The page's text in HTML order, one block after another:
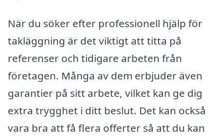
När du söker efter professionell hjälp för
takläggning är det viktigt att titta på
referenser och tidigare arbeten från
företagen. Många av dem erbjuder även
garantier på sitt arbete, vilket kan ge dig
extra trygghet i ditt beslut. Det kan också
vara bra att få flera offerter så att du kan